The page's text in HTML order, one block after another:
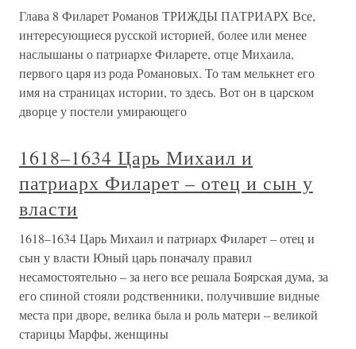
Глава 8 Филарет Романов ТРИЖДЫ ПАТРИАРХ Все,
интересующиеся русской историей, более или менее
наслышаны о патриархе Филарете, отце Михаила,
первого царя из рода Романовых. То там мелькнет его
имя на страницах истории, то здесь. Вот он в царском
дворце у постели умирающего
1618–1634 Царь Михаил и
патриарх Филарет – отец и сын у
власти
1618–1634 Царь Михаил и патриарх Филарет – отец и
сын у власти Юный царь поначалу правил
несамостоятельно – за него все решала Боярская дума, за
его спиной стояли родственники, получившие видные
места при дворе, велика была и роль матери – великой
старицы Марфы, женщины